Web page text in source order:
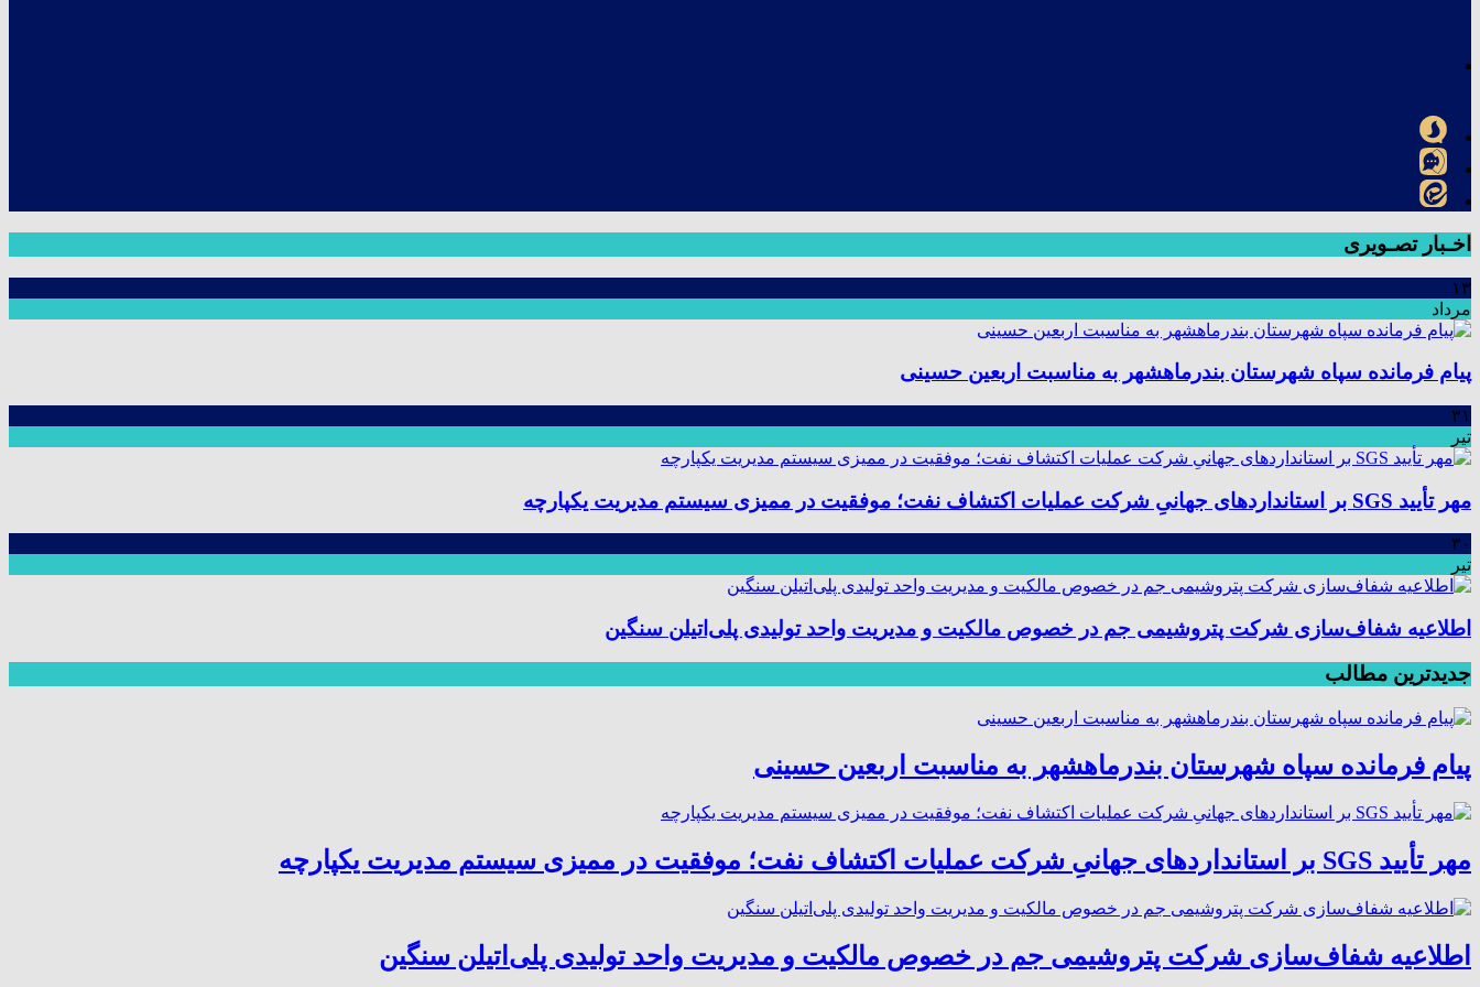
اخـبار تصـویری
۱۳
مرداد
پیام فرمانده سپاه شهرستان بندرماهشهر به مناسبت اربعین حسینی
۳۱
تیر
مهر تأیید SGS بر استانداردهای جهانیِ شرکت عملیات اکتشاف نفت؛ موفقیت در ممیزی سیستم مدیریت یکپارچه
۳۰
تیر
اطلاعیه شفاف‌سازی شرکت پتروشیمی جم در خصوص مالکیت و مدیریت واحد تولیدی پلی‌اتیلن سنگین
جدیدترین مطالب
پیام فرمانده سپاه شهرستان بندرماهشهر به مناسبت اربعین حسینی
مهر تأیید SGS بر استانداردهای جهانیِ شرکت عملیات اکتشاف نفت؛ موفقیت در ممیزی سیستم مدیریت یکپارچه
اطلاعیه شفاف‌سازی شرکت پتروشیمی جم در خصوص مالکیت و مدیریت واحد تولیدی پلی‌اتیلن سنگین